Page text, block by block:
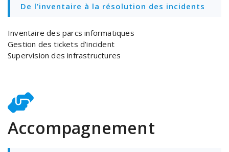
De l’inventaire à la résolution des incidents
Inventaire des parcs informatiques
Gestion des tickets d’incident
Supervision des infrastructures
Accompagnement